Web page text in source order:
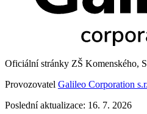
Oficiální stránky ZŠ Komenského,
Provozovatel Galileo Corporation
Poslední aktualizace: 16. 7. 2026